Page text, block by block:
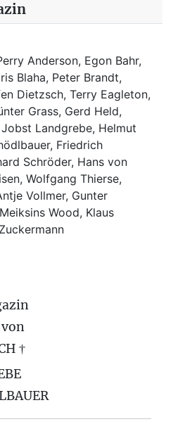
Anderson, Egon Bahr,
Blaha, Peter Brandt,
Dietzsch, Terry Eagleton,
Grass, Gerd Held,
Landgrebe, Helmut
Friedrich
Schröder, Hans von
Wolfgang Thierse,
Vollmer, Gunter
Wood, Klaus
†